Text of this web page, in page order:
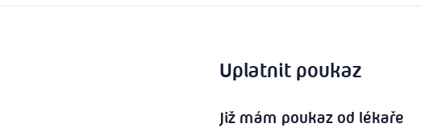
Uplatnit poukaz
Již mám poukaz od lékaře